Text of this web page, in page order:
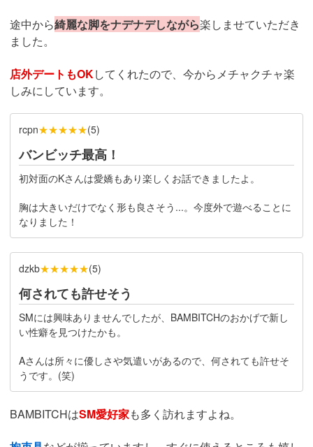
途中から綺麗な脚をナデナデしながら楽しませていただき
ました。
店外デートもOKしてくれたので、今からメチャクチャ楽
しみにしています。
rcpn★★★★★(5)
バンビッチ最高！
初対面のKさんは愛嬌もあり楽しくお話できましたよ。
胸は大きいだけでなく形も良さそう...。今度外で遊べることに
なりました！
dzkb★★★★★(5)
何されても許せそう
SMには興味ありませんでしたが、BAMBITCHのおかげで新し
い性癖を見つけたかも。
Aさんは所々に優しさや気遣いがあるので、何されても許せそ
うです。(笑)
BAMBITCHはSM愛好家も多く訪れますよね。